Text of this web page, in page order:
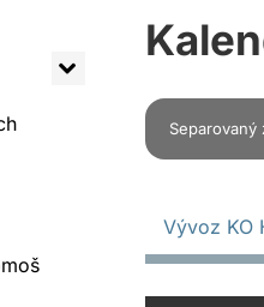
Separovaný
Vývoz KO